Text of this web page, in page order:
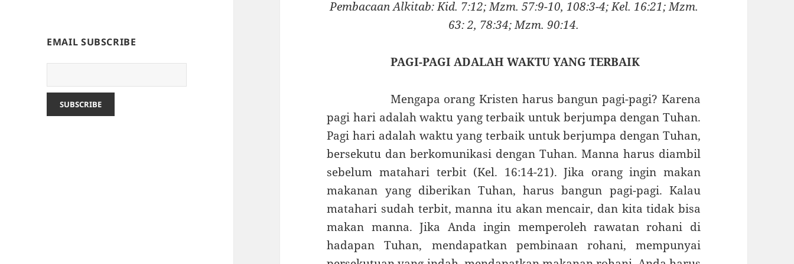
EMAIL SUBSCRIBE
Pembacaan Alkitab: Kid. 7:12; Mzm. 57:9-10, 108:3-4; Kel. 16:21; Mzm.
63: 2, 78:34; Mzm. 90:14.
PAGI-PAGI ADALAH WAKTU YANG TERBAIK
Mengapa orang Kristen harus bangun pagi-pagi? Karena
pagi hari adalah waktu yang terbaik untuk ber­jumpa dengan Tuhan.
Pagi hari adalah waktu yang terbaik untuk berjumpa dengan Tuhan,
bersekutu dan berkomunikasi dengan Tuhan. Manna harus diambil
sebelum matahari terbit (Kel. 16:14-21). Jika orang ingin makan
makanan yang diberi­kan Tuhan, harus bangun pagi-pagi. Kalau
matahari su­dah terbit, manna itu akan mencair, dan kita tidak bisa
makan manna. Jika Anda ingin memperoleh rawatan rohani di
hadapan Tuhan, mendapatkan pembinaan rohani, mempunyai